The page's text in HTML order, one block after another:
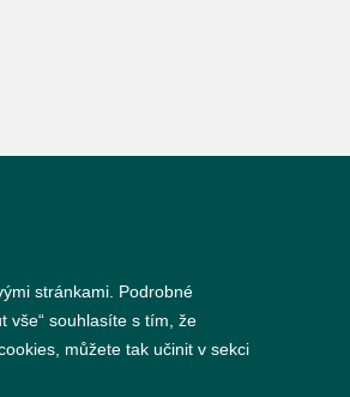
stránkami. Podrobné
vše“ souhlasíte s tím, že
můžete tak učinit v sekci